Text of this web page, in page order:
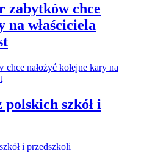
zabytków chce
na właściciela
szkół i